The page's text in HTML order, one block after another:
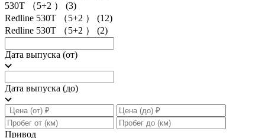
530T （5+2 ） (3)
Redline 530T （5+2 ） (12)
Redline 530T （5+2 ） (2)
Дата выпуска (от)
Дата выпуска (до)
Привод